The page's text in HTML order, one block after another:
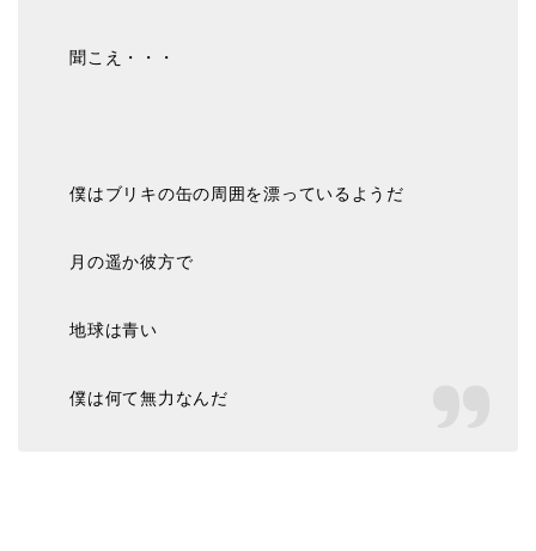
聞こえ・・・
僕はブリキの缶の周囲を漂っているようだ
月の遥か彼方で
地球は青い
僕は何て無力なんだ